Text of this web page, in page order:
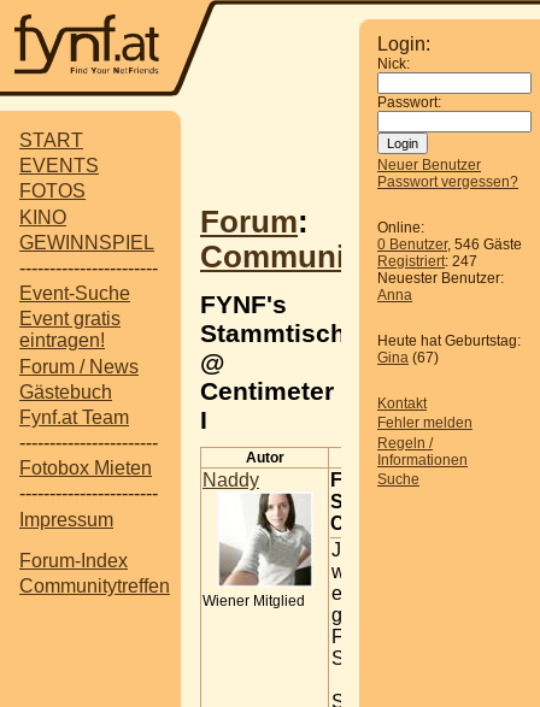
START
EVENTS
FOTOS
KINO
GEWINNSPIEL
-----------------------
Event-Suche
Event gratis
eintragen!
Forum / News
Gästebuch
Fynf.at Team
-----------------------
Fotobox Mieten
-----------------------
Impressum
Forum-Index
Communitytreffen
Login:
Nick:
Passwort:
Neuer Benutzer
Passwort vergessen?
Online:
0 Benutzer, 546 Gäste
Registriert: 247
Neuester Benutzer:
Anna
Heute hat Geburtstag:
Gina (67)
Kontakt
Fehler melden
Regeln /
Informationen
Suche
Forum:
Communitytreffen
FYNF's
Stammtisch
@
Centimeter
I
Autor Beitrag
Naddy
Wiener Mitglied
FYNF's
Stammtisch @
Centimeter I
Jaja es wird
wieder zeit für
einen
gemütlichen
FYNF-
Stammtisch.
Somit möchten